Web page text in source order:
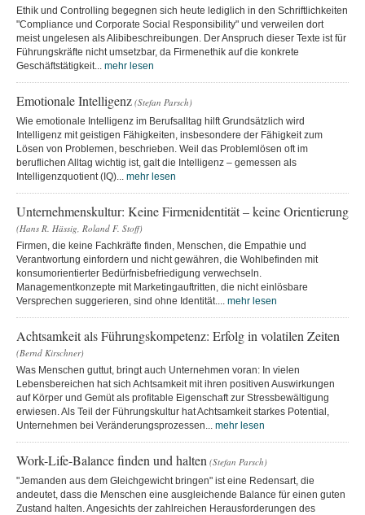
Ethik und Controlling begegnen sich heute lediglich in den Schriftlichkeiten
"Compliance und Corporate Social Responsibility" und verweilen dort
meist ungelesen als Alibibeschreibungen. Der Anspruch dieser Texte ist für
Führungskräfte nicht umsetzbar, da Firmenethik auf die konkrete
Geschäftstätigkeit... mehr lesen
Emotionale Intelligenz (Stefan Parsch)
Wie emotionale Intelligenz im Berufsalltag hilft Grundsätzlich wird
Intelligenz mit geistigen Fähigkeiten, insbesondere der Fähigkeit zum
Lösen von Problemen, beschrieben. Weil das Problemlösen oft im
beruflichen Alltag wichtig ist, galt die Intelligenz – gemessen als
Intelligenzquotient (IQ)... mehr lesen
Unternehmenskultur: Keine Firmenidentität – keine Orientierung
(Hans R. Hässig, Roland F. Stoff)
Firmen, die keine Fachkräfte finden, Menschen, die Empathie und
Verantwortung einfordern und nicht gewähren, die Wohlbefinden mit
konsumorientierter Bedürfnisbefriedigung verwechseln.
Managementkonzepte mit Marketingauftritten, die nicht einlösbare
Versprechen suggerieren, sind ohne Identität.... mehr lesen
Achtsamkeit als Führungskompetenz: Erfolg in volatilen Zeiten
(Bernd Kirschner)
Was Menschen guttut, bringt auch Unternehmen voran: In vielen
Lebensbereichen hat sich Achtsamkeit mit ihren positiven Auswirkungen
auf Körper und Gemüt als profitable Eigenschaft zur Stressbewältigung
erwiesen. Als Teil der Führungskultur hat Achtsamkeit starkes Potential,
Unternehmen bei Veränderungsprozessen... mehr lesen
Work-Life-Balance finden und halten (Stefan Parsch)
"Jemanden aus dem Gleichgewicht bringen" ist eine Redensart, die
andeutet, dass die Menschen eine ausgleichende Balance für einen guten
Zustand halten. Angesichts der zahlreichen Herausforderungen des